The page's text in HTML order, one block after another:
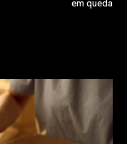
em queda